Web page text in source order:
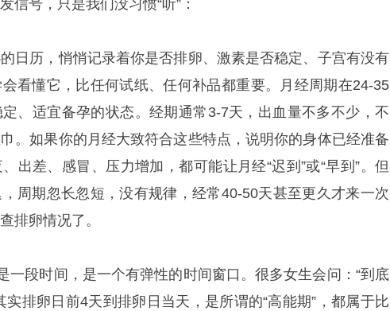
信号，只是我们没习惯“听”：
日历，悄悄记录着你是否排卵、激素是否稳定、子宫有没有
看懂它，比任何试纸、任何补品都重要。月经周期在24-35
、适宜备孕的状态。经期通常3-7天，出血量不多不少，不
。如果你的月经大致符合这些特点，说明你的身体已经准备
出差、感冒、压力增加，都可能让月经“迟到”或“早到”。但
周期忽长忽短，没有规律，经常40-50天甚至更久才来一次
排卵情况了。
一段时间，是一个有弹性的时间窗口。很多女生会问：“到底
实排卵日前4天到排卵日当天，是所谓的“高能期”，都属于比